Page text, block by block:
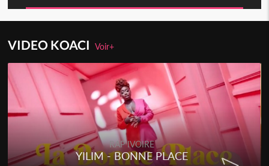
VIDEO KOACIVoir+
RAP IVOIRE
YILIM - BONNE PLACE